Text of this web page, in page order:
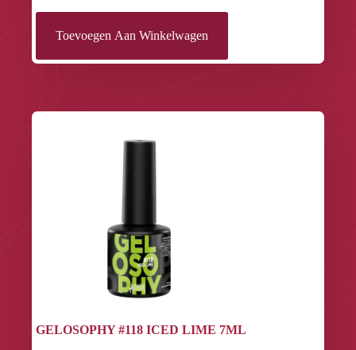
Toevoegen Aan Winkelwagen
GELOSOPHY #118 ICED LIME 7ML